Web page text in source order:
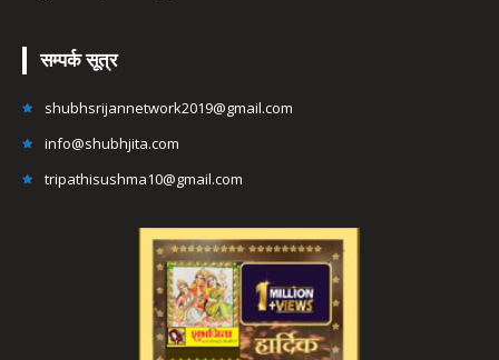
सम्पर्क सूत्र
shubhsrijannetwork2019@gmail.com
info@shubhjita.com
tripathisushma10@gmail.com